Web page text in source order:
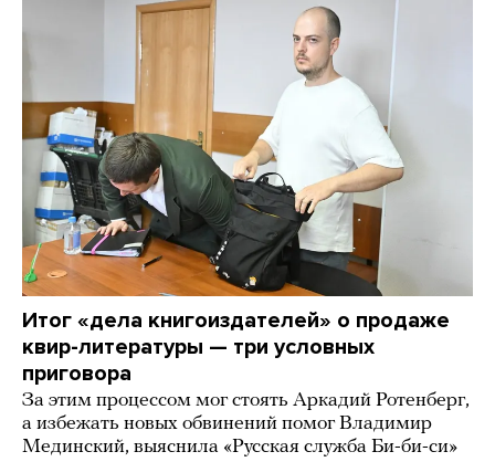
Итог «дела книгоиздателей» о продаже
квир-литературы — три условных
приговора
За этим процессом мог стоять Аркадий Ротенберг,
а избежать новых обвинений помог Владимир
Мединский, выяснила «Русская служба Би-би-си»